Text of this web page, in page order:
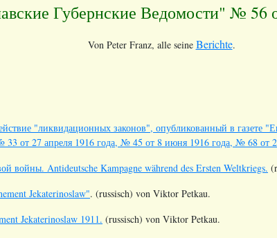
Губернские Ведомости" № 56
Von Peter Franz, alle seine Berichte.
"ликвидационных законов", опубликованный в газете
от 27 апреля 1916 года, № 45 от 8 июня 1916 года, № 68 от
войны. Antideutsche Kampagne während des Ersten Weltkriegs.
Jekaterinoslaw". (russisch) von Viktor Petkau.
Jekaterinoslaw 1911. (russisch) von Viktor Petkau.